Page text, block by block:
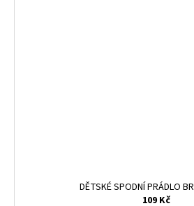
DĚTSKÉ SPODNÍ PRÁDLO
109 Kč